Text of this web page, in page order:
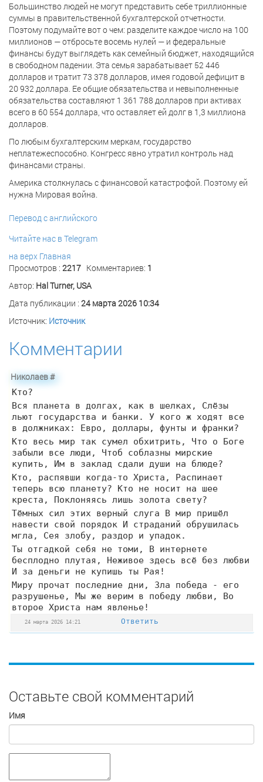
Большинство людей не могут представить себе триллионные
суммы в правительственной бухгалтерской отчетности.
Поэтому подумайте вот о чем: разделите каждое число на 100
миллионов — отбросьте восемь нулей — и федеральные
финансы будут выглядеть как семейный бюджет, находящийся
в свободном падении. Эта семья зарабатывает 52 446
долларов и тратит 73 378 долларов, имея годовой дефицит в
20 932 доллара. Ее общие обязательства и невыполненные
обязательства составляют 1 361 788 долларов при активах
всего в 60 554 доллара, что оставляет ей долг в 1,3 миллиона
долларов.
По любым бухгалтерским меркам, государство
неплатежеспособно. Конгресс явно утратил контроль над
финансами страны.
Америка столкнулась с финансовой катастрофой. Поэтому ей
нужна Мировая война.
Перевод с английского
Читайте нас в Telegram
на верх Главная
Просмотров : 2217 Комментариев: 1
Автор: Hal Turner, USA
Дата публикации : 24 марта 2026 10:34
Источник: Источник
Комментарии
Николаев#
Кто?
Вся планета в долгах, как в шелках, Слёзы
льют государства и банки. У кого ж ходят все
в должниках: Евро, доллары, фунты и франки?
Кто весь мир так сумел обхитрить, Что о Боге
забыли все люди, Чтоб соблазны мирские
купить, Им в заклад сдали души на блюде?
Кто, распявши когда-то Христа, Распинает
теперь всю планету? Кто не носит на шее
креста, Поклоняясь лишь золота свету?
Тёмных сил этих верный слуга В мир пришёл
навести свой порядок И страданий обрушилась
мгла, Сея злобу, раздор и упадок.
Ты отгадкой себя не томи, В интернете
бесплодно плутая, Неживое здесь всё без любви
И за деньги не купишь ты Рая!
Миру прочат последние дни, Зла победа - его
разрушенье, Мы же верим в победу любви, Во
второе Христа нам явленье!
24 марта 2026 14:21 Ответить
Оставьте свой комментарий
Имя